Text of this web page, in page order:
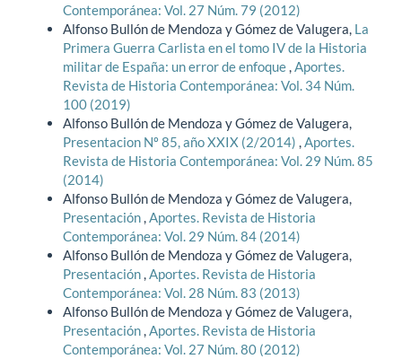
Contemporánea: Vol. 27 Núm. 79 (2012)
Alfonso Bullón de Mendoza y Gómez de Valugera, La
Primera Guerra Carlista en el tomo IV de la Historia
militar de España: un error de enfoque,Aportes.
Revista de Historia Contemporánea: Vol. 34 Núm.
100 (2019)
Alfonso Bullón de Mendoza y Gómez de Valugera,
Presentacion Nº 85, año XXIX (2/2014) ,Aportes.
Revista de Historia Contemporánea: Vol. 29 Núm. 85
(2014)
Alfonso Bullón de Mendoza y Gómez de Valugera,
Presentación,Aportes. Revista de Historia
Contemporánea: Vol. 29 Núm. 84 (2014)
Alfonso Bullón de Mendoza y Gómez de Valugera,
Presentación,Aportes. Revista de Historia
Contemporánea: Vol. 28 Núm. 83 (2013)
Alfonso Bullón de Mendoza y Gómez de Valugera,
Presentación,Aportes. Revista de Historia
Contemporánea: Vol. 27 Núm. 80 (2012)